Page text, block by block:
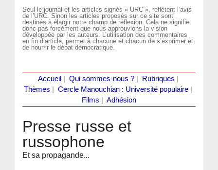
Seul le journal et les articles signés « URC », reflètent l’avis
de l’URC. Sinon les articles proposés sur ce site sont
destinés à élargir notre champ de réflexion. Cela ne signifie
donc pas forcément que nous approuvions la vision
développée par les auteurs. L’utilisation des commentaires
en fin d’article, permet à chacune et chacun de s’exprimer et
de nourrir le débat démocratique.
Accueil Qui sommes-nous ?| Rubriques
Thèmes
Cercle Manouchian : Université populaire
Films
Adhésion
Presse russe et
russophone
Et sa propagande...